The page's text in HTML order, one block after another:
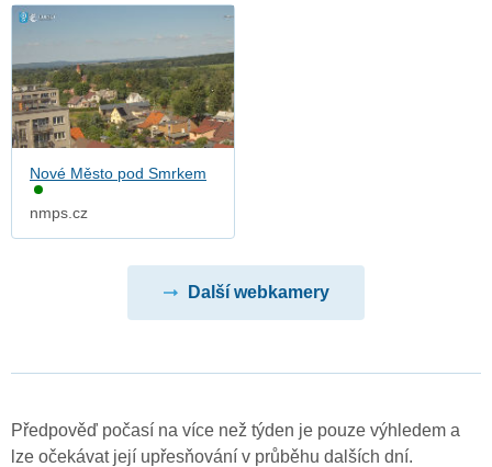
Nové Město pod Smrkem
nmps.cz
Další webkamery
Předpověď počasí na více než týden je pouze výhledem a
lze očekávat její upřesňování v průběhu dalších dní.